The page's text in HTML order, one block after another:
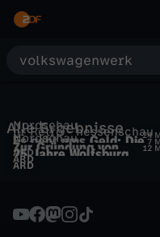
c
h
e
Alle Ergebnisse
Nordschau
Es geht ums Geld: Die
Industrie geht an die
Küste
ARD
24
hr Retro - hessenschau
Zur Gründung von
Baunatal
ARD
7
Nordschau
25 Jahre Wolfsburg
ARD
12